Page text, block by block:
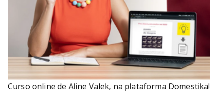
Curso online de Aline Valek, na plataforma Domestika!